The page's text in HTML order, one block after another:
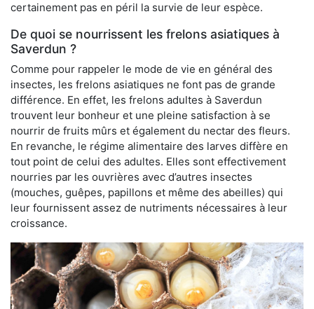
certainement pas en péril la survie de leur espèce.
De quoi se nourrissent les frelons asiatiques à
Saverdun ?
Comme pour rappeler le mode de vie en général des
insectes, les frelons asiatiques ne font pas de grande
différence. En effet, les frelons adultes à Saverdun
trouvent leur bonheur et une pleine satisfaction à se
nourrir de fruits mûrs et également du nectar des fleurs.
En revanche, le régime alimentaire des larves diffère en
tout point de celui des adultes. Elles sont effectivement
nourries par les ouvrières avec d’autres insectes
(mouches, guêpes, papillons et même des abeilles) qui
leur fournissent assez de nutriments nécessaires à leur
croissance.